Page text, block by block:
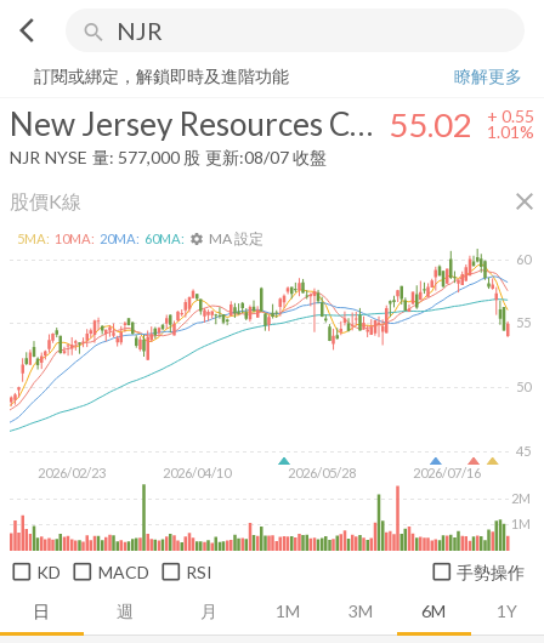
arrow_back_ios search
New Jersey Resources Corporation
訂閱或綁定，解鎖即時及進階功能
瞭解更多
New Jersey Resources Corporation 55.02 + 0.55
1.01%
NJR NYSE 量: 577,000 股 更新:08/07 收盤
股價K線 close
日 週 月 1M 3M 6M 1Y
2026/02/23 2026/04/10 2026/05/28 2026/07/16
45
50
55
60
1M
2M
5MA: 10MA: 20MA: 60MA: settings MA 設定
KD MACD RSI 手勢操作